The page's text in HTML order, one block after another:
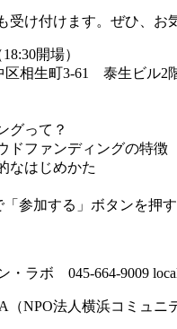
け付けます。ぜひ、お
開場）
相生町3-61 泰生ビル2
グって？
ドファンディングの特徴
なはじめかた
「参加する」ボタンを押
ラボ 045-664-9009
NPO法人横浜コミュニ